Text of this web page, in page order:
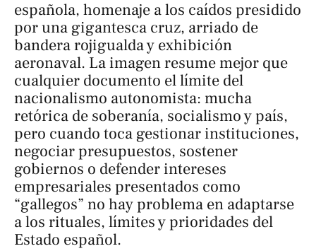
española, homenaje a los caídos presidido
por una gigantesca cruz, arriado de
bandera rojigualda y exhibición
aeronaval. La imagen resume mejor que
cualquier documento el límite del
nacionalismo autonomista: mucha
retórica de soberanía, socialismo y país,
pero cuando toca gestionar instituciones,
negociar presupuestos, sostener
gobiernos o defender intereses
empresariales presentados como
“gallegos” no hay problema en adaptarse
a los rituales, límites y prioridades del
Estado español.